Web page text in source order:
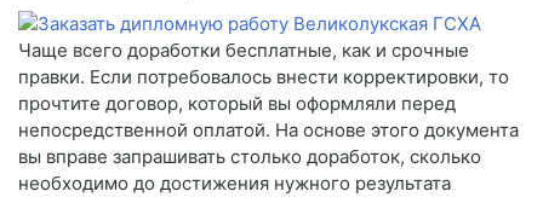
Чаще всего доработки бесплатные, как и срочные
правки. Если потребовалось внести корректировки, то
прочтите договор, который вы оформляли перед
непосредственной оплатой. На основе этого документа
вы вправе запрашивать столько доработок, сколько
необходимо до достижения нужного результата